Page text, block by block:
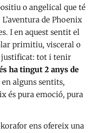
o angelical que té
de Phoenix
I en aquest sentit el
primitiu, visceral o
justificat: tot i tenir
ha tingut 2 anys de
en alguns sentits,
és pura emoció, pura
ens ofereix una